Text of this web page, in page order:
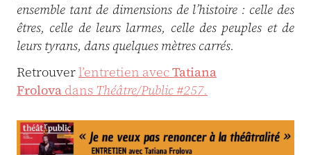
ensemble tant de dimensions de l’histoire : celle des
êtres, celle de leurs larmes, celle des peuples et de
leurs tyrans, dans quelques mètres carrés.
Retrouverl’entretien avecTatiana
Frolova dans Théâtre/Public #257.